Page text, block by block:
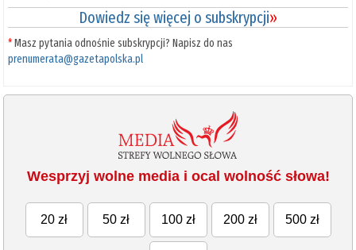
Dowiedz się więcej o subskrypcji»
*Masz pytania odnośnie subskrypcji? Napisz do nas
prenumerata@gazetapolska.pl
Wesprzyj wolne media i ocal wolność słowa!
20 zł 50 zł 100 zł 200 zł 500 zł